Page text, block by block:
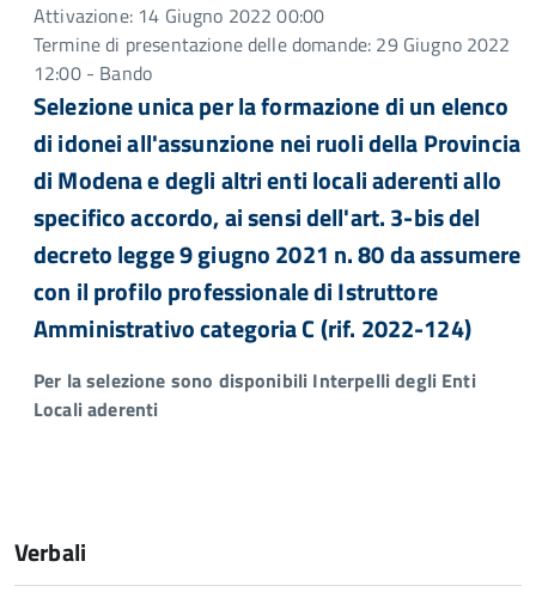
Attivazione: 14 Giugno 2022 00:00
Termine di presentazione delle domande: 29 Giugno 2022
12:00 - Bando
Selezione unica per la formazione di un elenco
di idonei all'assunzione nei ruoli della Provincia
di Modena e degli altri enti locali aderenti allo
specifico accordo, ai sensi dell'art. 3-bis del
decreto legge 9 giugno 2021 n. 80 da assumere
con il profilo professionale di Istruttore
Amministrativo categoria C (rif. 2022-124)
Per la selezione sono disponibili Interpelli degli Enti
Locali aderenti
Verbali